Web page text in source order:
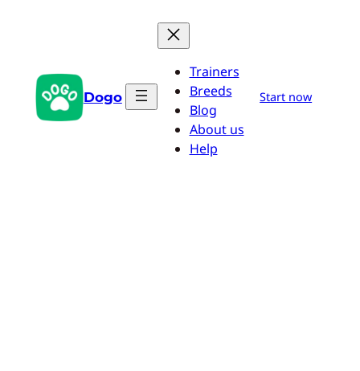
Dogo
Trainers
Breeds
Blog
About us
Help
Start now